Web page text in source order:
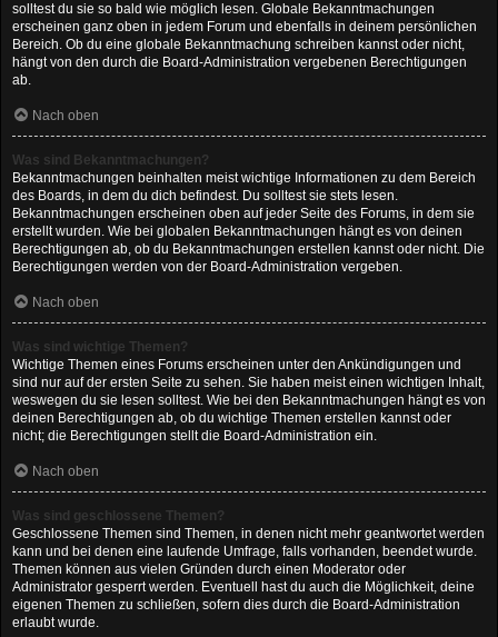
solltest du sie so bald wie möglich lesen. Globale Bekanntmachungen
erscheinen ganz oben in jedem Forum und ebenfalls in deinem persönlichen
Bereich. Ob du eine globale Bekanntmachung schreiben kannst oder nicht,
hängt von den durch die Board-Administration vergebenen Berechtigungen
ab.
Nach oben
Was sind Bekanntmachungen?
Bekanntmachungen beinhalten meist wichtige Informationen zu dem Bereich
des Boards, in dem du dich befindest. Du solltest sie stets lesen.
Bekanntmachungen erscheinen oben auf jeder Seite des Forums, in dem sie
erstellt wurden. Wie bei globalen Bekanntmachungen hängt es von deinen
Berechtigungen ab, ob du Bekanntmachungen erstellen kannst oder nicht. Die
Berechtigungen werden von der Board-Administration vergeben.
Nach oben
Was sind wichtige Themen?
Wichtige Themen eines Forums erscheinen unter den Ankündigungen und
sind nur auf der ersten Seite zu sehen. Sie haben meist einen wichtigen Inhalt,
weswegen du sie lesen solltest. Wie bei den Bekanntmachungen hängt es von
deinen Berechtigungen ab, ob du wichtige Themen erstellen kannst oder
nicht; die Berechtigungen stellt die Board-Administration ein.
Nach oben
Was sind geschlossene Themen?
Geschlossene Themen sind Themen, in denen nicht mehr geantwortet werden
kann und bei denen eine laufende Umfrage, falls vorhanden, beendet wurde.
Themen können aus vielen Gründen durch einen Moderator oder
Administrator gesperrt werden. Eventuell hast du auch die Möglichkeit, deine
eigenen Themen zu schließen, sofern dies durch die Board-Administration
erlaubt wurde.